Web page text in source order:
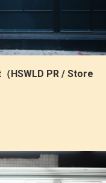
HSWLD PR / Store